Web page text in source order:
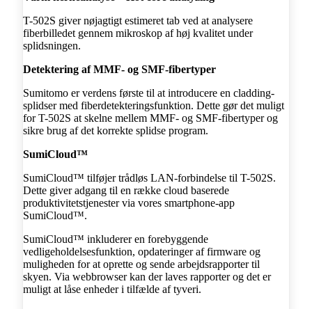
T-502S giver nøjagtigt estimeret tab ved at analysere
fiberbilledet gennem mikroskop af høj kvalitet under
splidsningen.
Detektering af MMF- og SMF-fibertyper
Sumitomo er verdens første til at introducere en cladding-
splidser med fiberdetekteringsfunktion. Dette gør det muligt
for T-502S at skelne mellem MMF- og SMF-fibertyper og
sikre brug af det korrekte splidse program.
SumiCloud™
SumiCloud™ tilføjer trådløs LAN-forbindelse til T-502S.
Dette giver adgang til en række cloud baserede
produktivitetstjenester via vores smartphone-app
SumiCloud™.
SumiCloud™ inkluderer en forebyggende
vedligeholdelsesfunktion, opdateringer af firmware og
muligheden for at oprette og sende arbejdsrapporter til
skyen. Via webbrowser kan der laves rapporter og det er
muligt at låse enheder i tilfælde af tyveri.